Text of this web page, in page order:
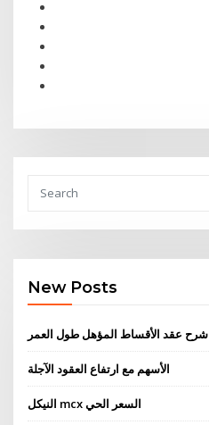
New Posts
شرح عقد الأقساط المؤهل طول العمر
الأسهم مع ارتفاع العقود الآجلة
النيكل mcx السعر الحي